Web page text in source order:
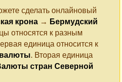
сделать онлайновый
крона → Бермудский
относятся к разным
единица относится к
. Вторая единица
стран Северной